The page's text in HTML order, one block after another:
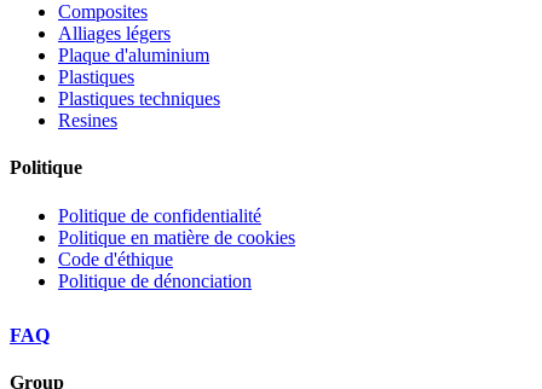
Composites
Alliages légers
Plaque d'aluminium
Plastiques
Plastiques techniques
Resines
Politique
Politique de confidentialité
Politique en matière de cookies
Code d'éthique
Politique de dénonciation
FAQ
Group